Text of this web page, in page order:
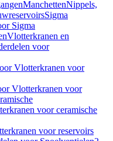
ManchettenNippels,
Sigma
Sigma
Vlotterkranen en
voor
Vlotterkranen voor
Vlotterkranen voor
voor ceramische
voor reservoirs